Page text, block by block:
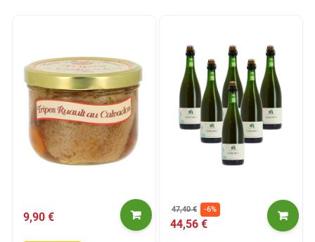
9,90 €
44,56 €
47,40 € -6%